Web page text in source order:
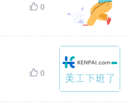
 0
 0